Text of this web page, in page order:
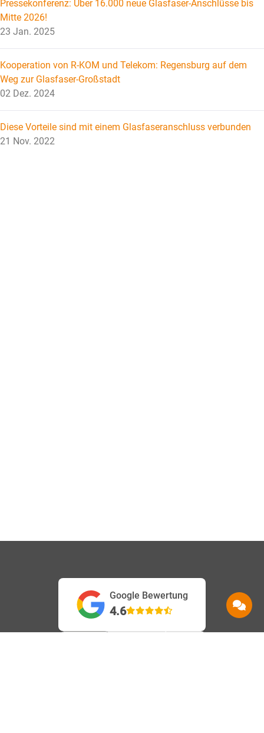
Pressekonferenz: Über 16.000 neue Glasfaser-Anschlüsse bis
Mitte 2026!
23 Jan. 2025
Kooperation von R-KOM und Telekom: Regensburg auf dem
Weg zur Glasfaser-Großstadt
02 Dez. 2024
Diese Vorteile sind mit einem Glasfaseranschluss verbunden
21 Nov. 2022
Google Bewertung
4.6